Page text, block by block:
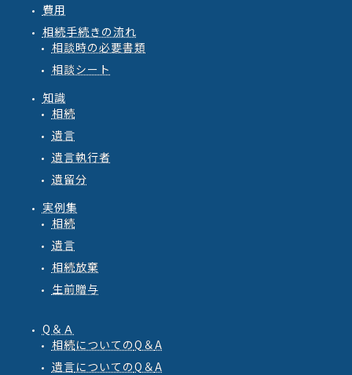
費用
相続手続きの流れ
相談時の必要書類
相談シート
知識
相続
遺言
遺言執行者
遺留分
実例集
相続
遺言
相続放棄
生前贈与
Q＆Ａ
相続についてのQ ＆A
遺言についてのQ ＆A